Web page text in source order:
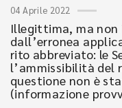
04 Aprile 2022
Illegittima, ma
dall’erronea
rito abbreviato: le
l’ammissibilità del
questione non è
(informazione